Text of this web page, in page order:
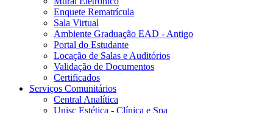
Enquete Rematrícula
Sala Virtual
Ambiente Graduação EAD - Antigo
Portal do Estudante
Locação de Salas e Auditórios
Validação de Documentos
Certificados
Serviços Comunitários
Central Analítica
Unisc Estética - Clínica e Spa